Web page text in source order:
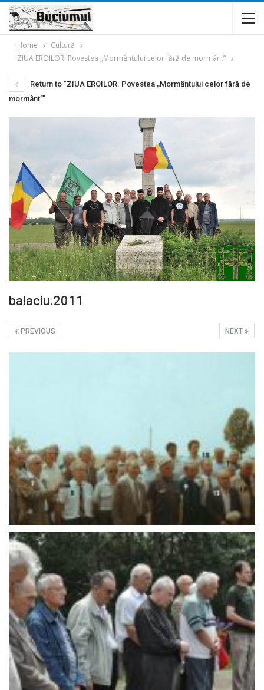
Home
Cultură
ZIUA EROILOR. Povestea „Mormântului celor fără de mormânt”
Return to "ZIUA EROILOR. Povestea „Mormântului celor fără de
mormânt”"
balaciu.2011
NEXT
PREVIOUS